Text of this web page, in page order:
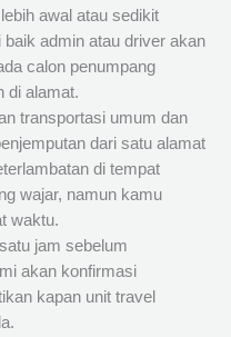
awal atau sedikit
admin atau driver akan
calon penumpang
di alamat.
transportasi umum dan
dari satu alamat
di tempat
wajar, namun kamu
waktu.
jam sebelum
akan konfirmasi
kapan unit travel